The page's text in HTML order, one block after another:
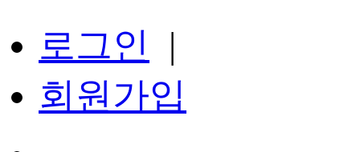
로그인
|
회원가입